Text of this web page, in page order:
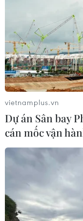
Ca vi phẫu ghép
giúp bé gái phục
06/08/2026 07:15
Việt
06/08/2026 04:38
Việt Nam và Lào
khoa học
vietnamplus.vn
Dự án Sân bay
cán mốc vận